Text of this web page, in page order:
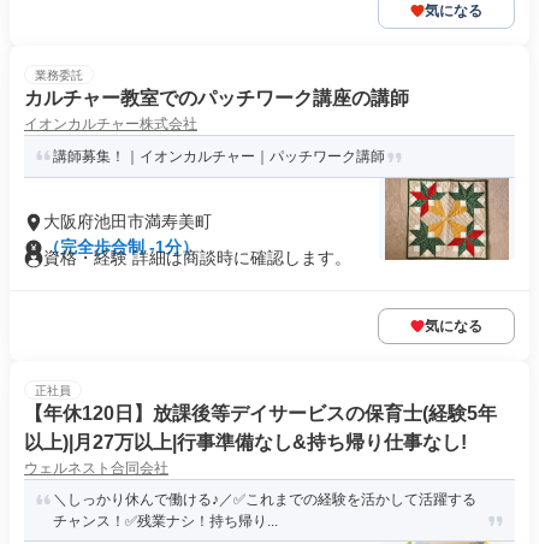
気になる
業務委託
カルチャー教室でのパッチワーク講座の講師
イオンカルチャー株式会社
講師募集！｜イオンカルチャー｜パッチワーク講師
大阪府池田市満寿美町
（完全歩合制 -1分）
資格・経験 詳細は商談時に確認します。
気になる
正社員
【年休120日】放課後等デイサービスの保育士(経験5年
以上)|月27万以上|行事準備なし&持ち帰り仕事なし!
ウェルネスト合同会社
＼しっかり休んで働ける♪／✅これまでの経験を活かして活躍する
チャンス！✅残業ナシ！持ち帰り...